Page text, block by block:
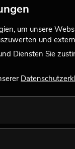
bieten zudem
Insgesamt gilt,
wird. Amber
und Grün bildet
zwischen
um unsere
und
Diensten Sie